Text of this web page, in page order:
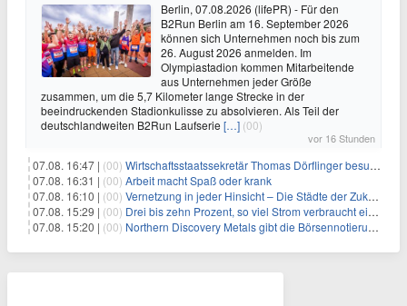
Berlin, 07.08.2026 (lifePR) - Für den
B2Run Berlin am 16. September 2026
können sich Unternehmen noch bis zum
26. August 2026 anmelden. Im
Olympiastadion kommen Mitarbeitende
aus Unternehmen jeder Größe
zusammen, um die 5,7 Kilometer lange Strecke in der
beeindruckenden Stadionkulisse zu absolvieren. Als Teil der
deutschlandweiten B2Run Laufserie […] (00)
vor 16 Stunden
07.08. 16:47 | (00) Wirtschaftsstaatssekretär Thomas Dörflinger besucht Handwerksbetrieb im Kammerbezirk Freiburg
07.08. 16:31 | (00) Arbeit macht Spaß oder krank
07.08. 16:10 | (00) Vernetzung in jeder Hinsicht – Die Städte der Zukunft sind grün-blau
07.08. 15:29 | (00) Drei bis zehn Prozent, so viel Strom verbraucht ein Aufzug im Gebäude
07.08. 15:20 | (00) Northern Discovery Metals gibt die Börsennotierung an der Frankfurter Wertpapierbörse bekannt